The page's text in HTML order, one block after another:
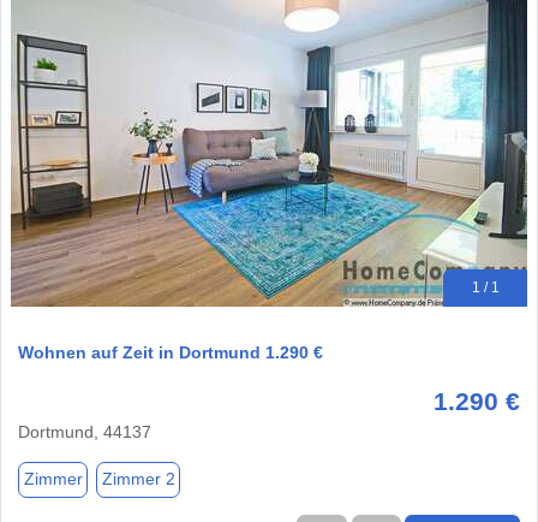
1 / 1
Wohnen auf Zeit in Dortmund 1.290 €
1.290 €
Dortmund, 44137
Zimmer Zimmer 2